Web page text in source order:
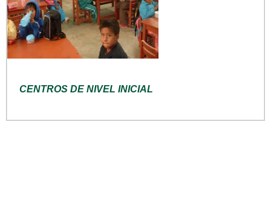
CENTROS DE NIVEL INICIAL